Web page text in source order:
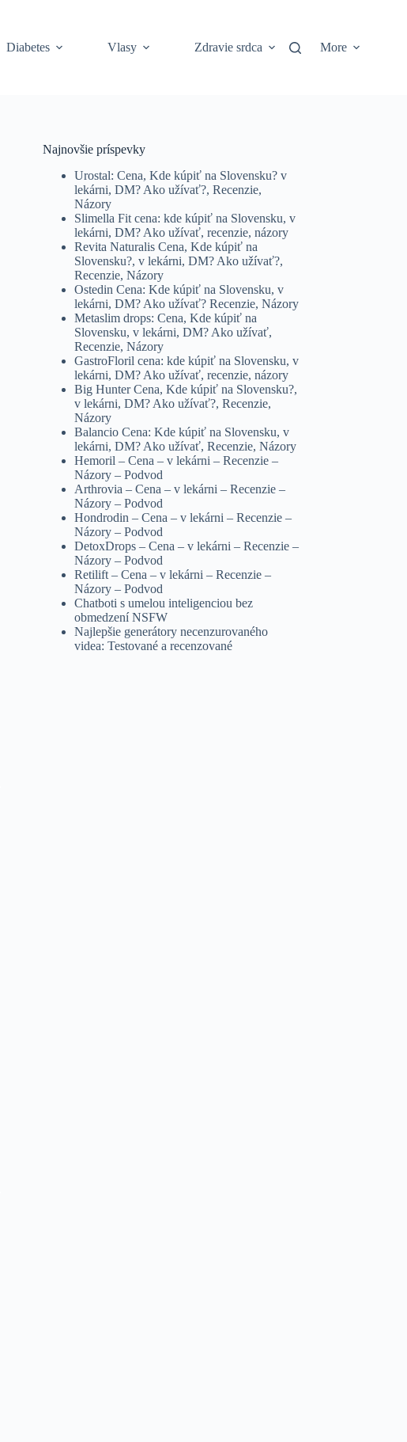
Diabetes Vlasy Zdravie srdca More
Najnovšie príspevky
Urostal: Cena, Kde kúpiť na Slovensku? v
lekárni, DM? Ako užívať?, Recenzie,
Názory
Slimella Fit cena: kde kúpiť na Slovensku, v
lekárni, DM? Ako užívať, recenzie, názory
Revita Naturalis Cena, Kde kúpiť na
Slovensku?, v lekárni, DM? Ako užívať?,
Recenzie, Názory
Ostedin Cena: Kde kúpiť na Slovensku, v
lekárni, DM? Ako užívať? Recenzie, Názory
Metaslim drops: Cena, Kde kúpiť na
Slovensku, v lekárni, DM? Ako užívať,
Recenzie, Názory
GastroFloril cena: kde kúpiť na Slovensku, v
lekárni, DM? Ako užívať, recenzie, názory
Big Hunter Cena, Kde kúpiť na Slovensku?,
v lekárni, DM? Ako užívať?, Recenzie,
Názory
Balancio Cena: Kde kúpiť na Slovensku, v
lekárni, DM? Ako užívať, Recenzie, Názory
Hemoril – Cena – v lekárni – Recenzie –
Názory – Podvod
Arthrovia – Cena – v lekárni – Recenzie –
Názory – Podvod
Hondrodin – Cena – v lekárni – Recenzie –
Názory – Podvod
DetoxDrops – Cena – v lekárni – Recenzie –
Názory – Podvod
Retilift – Cena – v lekárni – Recenzie –
Názory – Podvod
Chatboti s umelou inteligenciou bez
obmedzení NSFW
Najlepšie generátory necenzurovaného
videa: Testované a recenzované